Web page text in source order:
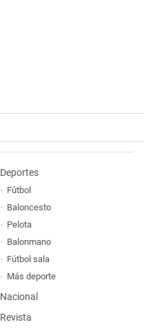
Deportes
Fútbol
Baloncesto
Pelota
Balonmano
Fútbol sala
Más deporte
Nacional
Revista